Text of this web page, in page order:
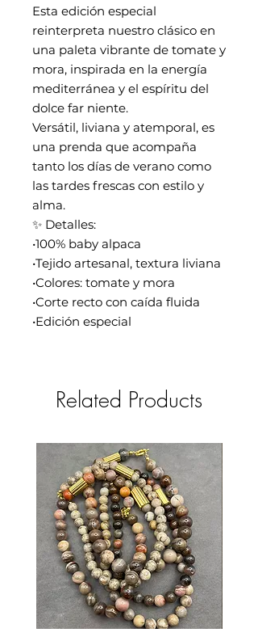
Esta edición especial
reinterpreta nuestro clásico en
una paleta vibrante de tomate y
mora, inspirada en la energía
mediterránea y el espíritu del
dolce far niente.
Versátil, liviana y atemporal, es
una prenda que acompaña
tanto los días de verano como
las tardes frescas con estilo y
alma.
✨ Detalles:
•100% baby alpaca
•Tejido artesanal, textura liviana
•Colores: tomate y mora
•Corte recto con caída fluida
•Edición especial
Related Products